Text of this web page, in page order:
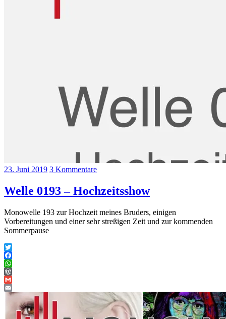
23. Juni 2019 3 Kommentare
Welle 0193 – Hochzeitsshow
Monowelle 193 zur Hochzeit meines Bruders, einigen
Vorbereitungen und einer sehr streßigen Zeit und zur kommenden
Sommerpause
Twitter
Facebook
WhatsApp
WordPress
Gmail
Email